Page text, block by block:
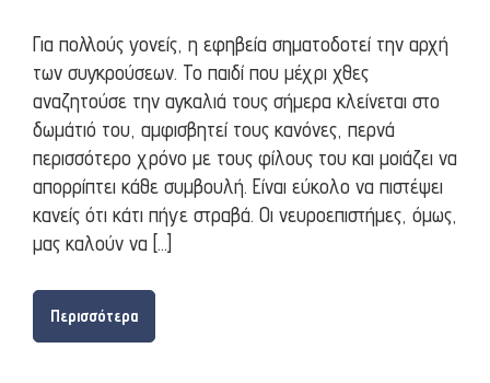
Για πολλούς γονείς, η εφηβεία σηματοδοτεί την αρχή
των συγκρούσεων. Το παιδί που μέχρι χθες
αναζητούσε την αγκαλιά τους σήμερα κλείνεται στο
δωμάτιό του, αμφισβητεί τους κανόνες, περνά
περισσότερο χρόνο με τους φίλους του και μοιάζει να
απορρίπτει κάθε συμβουλή. Είναι εύκολο να πιστέψει
κανείς ότι κάτι πήγε στραβά. Οι νευροεπιστήμες, όμως,
μας καλούν να […]
Περισσότερα